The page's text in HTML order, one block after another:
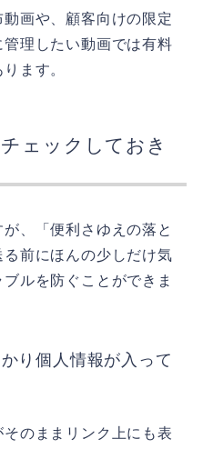
画や、顧客向けの限定
理したい動画では有料
ます。
ェックしておき
、「便利さゆえの落と
前にほんの少しだけ気
ルを防ぐことができま
り個人情報が入って
のままリンク上にも表